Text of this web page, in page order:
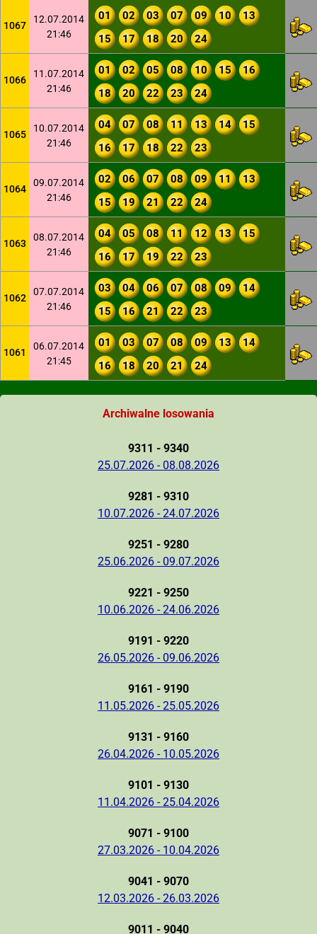
1067
12.07.2014
21:46
01 02 03 07 09 10
13
15
17 18 20 24
1066
11.07.2014
21:46
01 02 05 08 10 15
16
18
20 22 23 24
1065
10.07.2014
21:46
04 07 08 11 13 14
15
16
17 18 22 23
1064
09.07.2014
21:46
02 06 07 08 09 11
13
15
19 21 22 24
1063
08.07.2014
21:46
04 05 08 11 12 13
15
16
17 19 22 23
1062
07.07.2014
21:46
03 04 06 07 08 09
14
15
16 21 22 23
1061
06.07.2014
21:45
01 03 07 08 09 13
14
16
18 20 21 24
Archiwalne losowania
9311 - 9340
25.07.2026 - 08.08.2026
9281 - 9310
10.07.2026 - 24.07.2026
9251 - 9280
25.06.2026 - 09.07.2026
9221 - 9250
10.06.2026 - 24.06.2026
9191 - 9220
26.05.2026 - 09.06.2026
9161 - 9190
11.05.2026 - 25.05.2026
9131 - 9160
26.04.2026 - 10.05.2026
9101 - 9130
11.04.2026 - 25.04.2026
9071 - 9100
27.03.2026 - 10.04.2026
9041 - 9070
12.03.2026 - 26.03.2026
9011 - 9040